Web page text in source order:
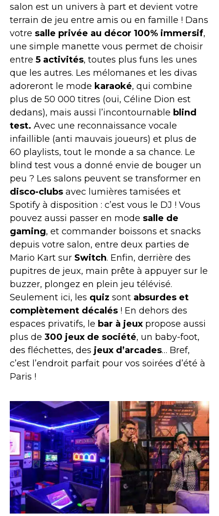
salon est un univers à part et devient votre
terrain de jeu entre amis ou en famille ! Dans
votre salle privée au décor 100% immersif,
une simple manette vous permet de choisir
entre 5 activités, toutes plus funs les unes
que les autres. Les mélomanes et les divas
adoreront le mode karaoké, qui combine
plus de 50 000 titres (oui, Céline Dion est
dedans), mais aussi l’incontournable blind
test. Avec une reconnaissance vocale
infaillible (anti mauvais joueurs) et plus de
60 playlists, tout le monde a sa chance. Le
blind test vous a donné envie de bouger un
peu ? Les salons peuvent se transformer en
disco-clubs avec lumières tamisées et
Spotify à disposition : c’est vous le DJ ! Vous
pouvez aussi passer en mode salle de
gaming, et commander boissons et snacks
depuis votre salon, entre deux parties de
Mario Kart sur Switch. Enfin, derrière des
pupitres de jeux, main prête à appuyer sur le
buzzer, plongez en plein jeu télévisé.
Seulement ici, les quiz sont absurdes et
complètement décalés ! En dehors des
espaces privatifs, le bar à jeux propose aussi
plus de 300 jeux de société, un baby-foot,
des fléchettes, des jeux d’arcades… Bref,
c’est l’endroit parfait pour vos soirées d’été à
Paris !